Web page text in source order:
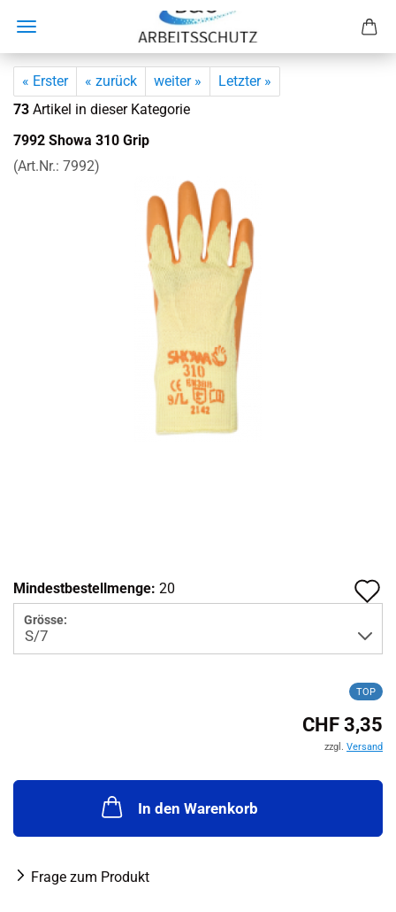
« Erster « zurück weiter »
Letzter »
73 Artikel in dieser Kategorie
7992 Showa 310 Grip
(Art.Nr.: 7992)
Mindestbestellmenge: 20
Grösse:
TOP
CHF 3,35
zzgl. Versand
In den Warenkorb
Frage zum Produkt